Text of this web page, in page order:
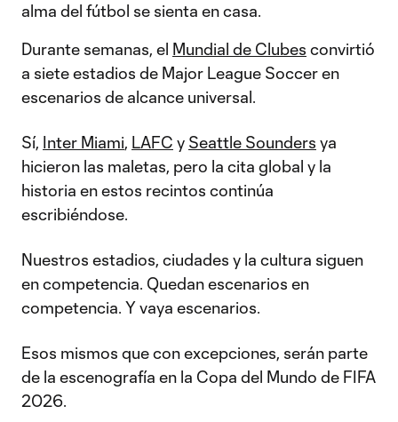
alma del fútbol se sienta en casa.
Durante semanas, el Mundial de Clubes convirtió
a siete estadios de Major League Soccer en
escenarios de alcance universal.
Sí, Inter Miami, LAFC y Seattle Sounders ya
hicieron las maletas, pero la cita global y la
historia en estos recintos continúa
escribiéndose.
Nuestros estadios, ciudades y la cultura siguen
en competencia. Quedan escenarios en
competencia. Y vaya escenarios.
Esos mismos que con excepciones, serán parte
de la escenografía en la Copa del Mundo de FIFA
2026.